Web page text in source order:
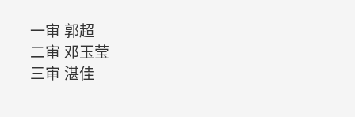
一审 郭超
二审 邓玉莹
三审 湛佳